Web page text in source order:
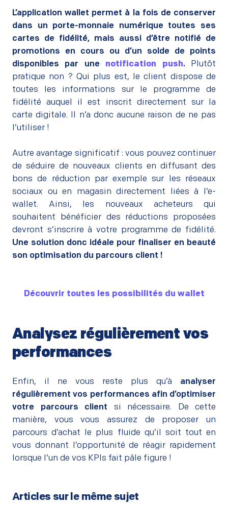
L’application wallet permet à la fois de conserver
dans un porte-monnaie numérique toutes ses
cartes de fidélité, mais aussi d’être notifié de
promotions en cours ou d’un solde de points
disponibles par une notification push.Plutôt
pratique non ? Qui plus est, le client dispose de
toutes les informations sur le programme de
fidélité auquel il est inscrit directement sur la
carte digitale. Il n’a donc aucune raison de ne pas
l’utiliser !
Autre avantage significatif : vous pouvez continuer
de séduire de nouveaux clients en diffusant des
bons de réduction par exemple sur les réseaux
sociaux ou en magasin directement liées à l’e-
wallet. Ainsi, les nouveaux acheteurs qui
souhaitent bénéficier des réductions proposées
devront s’inscrire à votre programme de fidélité.
Une solution donc idéale pour finaliser en beauté
son optimisation du parcours client !
Découvrir toutes les possibilités du wallet
Analysez régulièrement vos
performances
Enfin, il ne vous reste plus qu’à analyser
régulièrement vos performances afin d’optimiser
votre parcours client si nécessaire. De cette
manière, vous vous assurez de proposer un
parcours d’achat le plus fluide qu’il soit tout en
vous donnant l’opportunité de réagir rapidement
lorsque l’un de vos KPIs fait pâle figure !
Articles sur le même sujet